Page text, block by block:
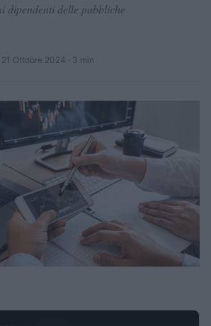
dipendenti delle pubbliche
21 Ottobre 2024 · 3 min